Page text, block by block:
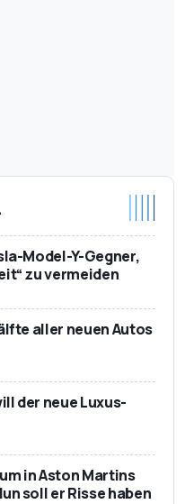
Model-Y-Gegner,
zu vermeiden
aller neuen Autos
der neue Luxus-
in Aston Martins
soll er Risse haben